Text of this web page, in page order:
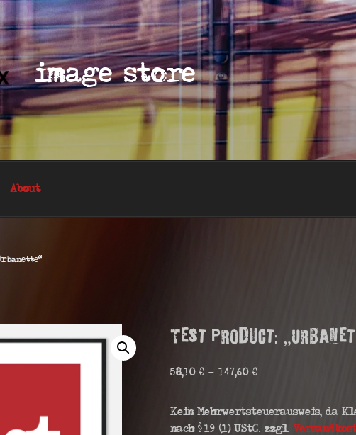
image store
About
Test Product:
58,10€ –147,60€
Kein Mehrwertsteuerausweis, da
nach §19 (1) UStG. zzgl.